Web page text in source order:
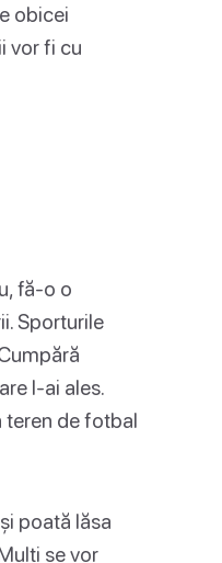
obicei
vor fi cu
fă-o o
Sporturile
l-ai ales.
teren de fotbal
poată lăsa
se vor